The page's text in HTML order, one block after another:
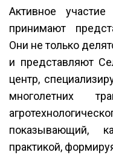
Активное
принимают
Они не только
и представляют
центр,
многолетних
показывающий,
практикой,